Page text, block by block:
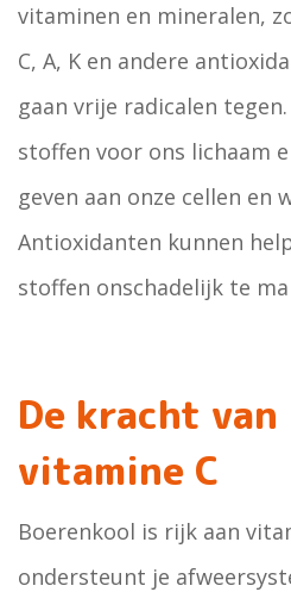
vitaminen en mineralen,
C, A, K en andere
gaan vrije radicalen
stoffen voor ons lichaam
geven aan onze cellen en
Antioxidanten kunnen
stoffen onschadelijk te
De kracht
vitamine C
Boerenkool is rijk aan
ondersteunt je